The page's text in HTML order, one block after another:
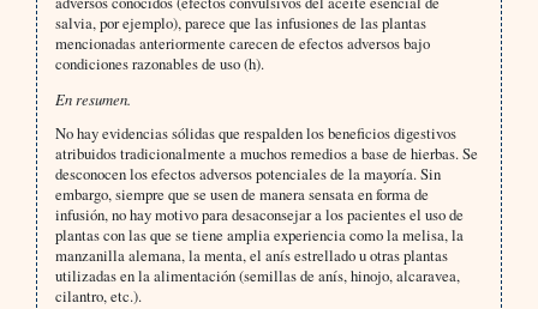
salvia, por ejemplo), parece que las infusiones de las plantas
mencionadas anteriormente carecen de efectos adversos bajo
condiciones razonables de uso (h).
En resumen.
No hay evidencias sólidas que respalden los beneficios digestivos
atribuidos tradicionalmente a muchos remedios a base de hierbas. Se
desconocen los efectos adversos potenciales de la mayoría. Sin
embargo, siempre que se usen de manera sensata en forma de
infusión, no hay motivo para desaconsejar a los pacientes el uso de
plantas con las que se tiene amplia experiencia como la melisa, la
manzanilla alemana, la menta, el anís estrellado u otras plantas
utilizadas en la alimentación (semillas de anís, hinojo, alcaravea,
cilantro, etc.).